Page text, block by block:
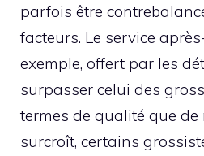
parfois être
facteurs. Le service
exemple, offert par les
surpasser celui des
termes de qualité que de
surcroît, certains